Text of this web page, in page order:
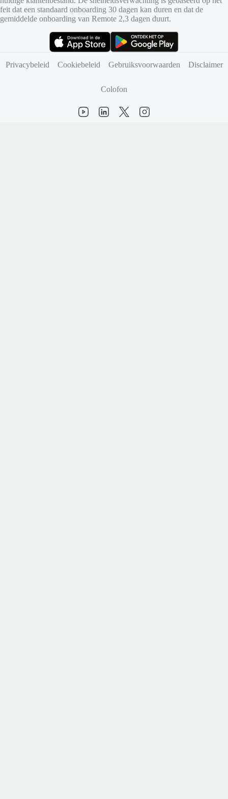
feit dat een standaard onboarding 30 dagen kan duren en dat de
gemiddelde onboarding van Remote 2,3 dagen duurt.
Privacybeleid
Cookiebeleid Gebruiksvoorwaarden Disclaimer
Colofon